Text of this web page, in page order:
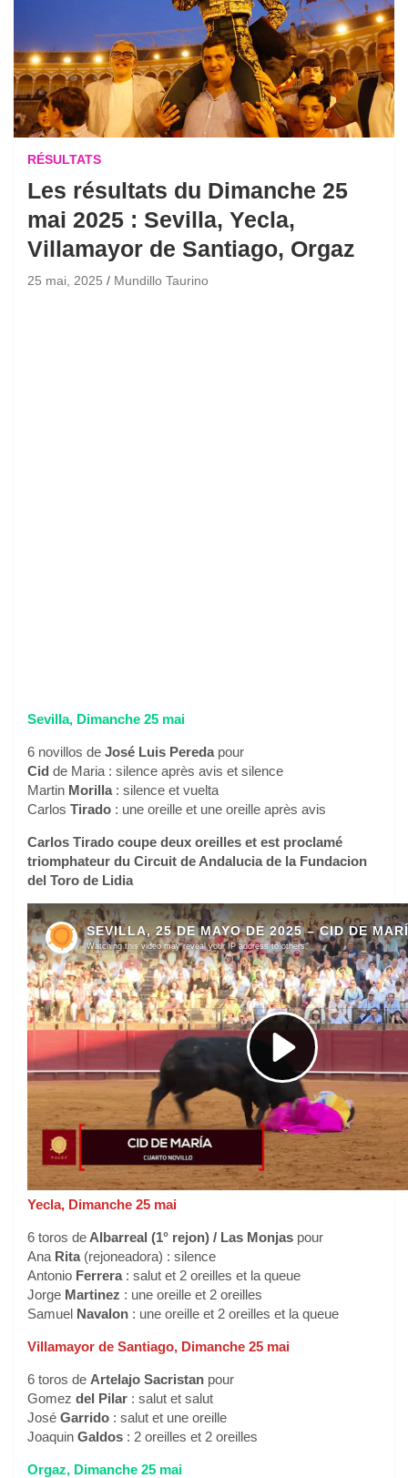
RÉSULTATS
Les résultats du Dimanche 25
mai 2025 : Sevilla, Yecla,
Villamayor de Santiago, Orgaz
25 mai, 2025 Mundillo Taurino
Sevilla, Dimanche 25 mai
6 novillos de José Luis Pereda pour
Cid de Maria : silence après avis et silence
Martin Morilla : silence et vuelta
Carlos Tirado : une oreille et une oreille après avis
Carlos Tirado coupe deux oreilles et est proclamé
triomphateur du Circuit de Andalucia de la Fundacion
del Toro de Lidia
Yecla, Dimanche 25 mai
6 toros de Albarreal (1° rejon) / Las Monjas pour
Ana Rita (rejoneadora) : silence
Antonio Ferrera : salut et 2 oreilles et la queue
Jorge Martinez : une oreille et 2 oreilles
Samuel Navalon : une oreille et 2 oreilles et la queue
Villamayor de Santiago, Dimanche 25 mai
6 toros de Artelajo Sacristan pour
Gomez del Pilar : salut et salut
José Garrido : salut et une oreille
Joaquin Galdos : 2 oreilles et 2 oreilles
Orgaz, Dimanche 25 mai